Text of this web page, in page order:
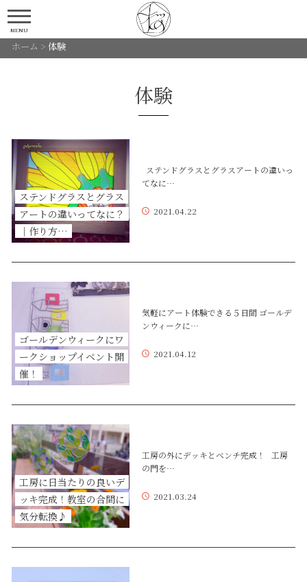
MENU
ホーム > 体験
体験
ステンドグラスとグラス
アートの違いってなに？
｜作り方…
ステンドグラスとグラスアートの違いっ
てなに…
2021.04.22
ゴールデンウィークにワ
ークショップイベント開
催！
気軽にアート体験できる５日間 ゴールデ
ンウィークに…
2021.04.12
工房に日当たりの良いデ
ッキ完成！教室の合間に
気分転換♪
工房の外にデッキとベンチ完成！ 工房
の門を…
2021.03.24